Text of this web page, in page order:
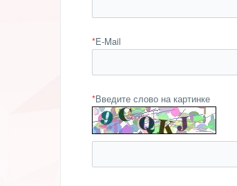
*E-Mail
*Введите слово на картинке